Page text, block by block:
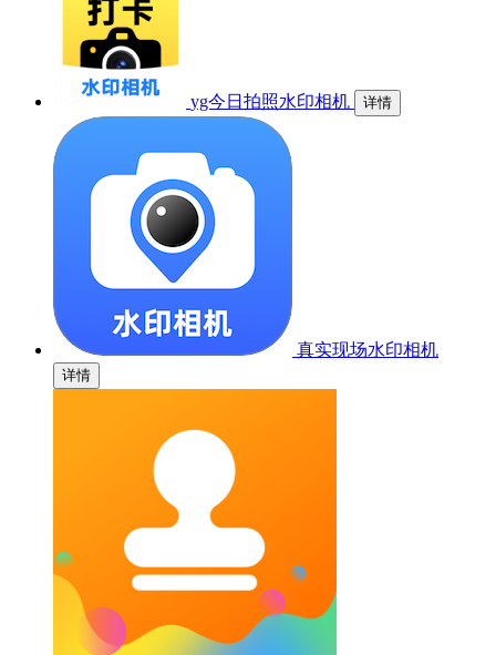
yg今日拍照水印相机 详情
真实现场水印相机
详情